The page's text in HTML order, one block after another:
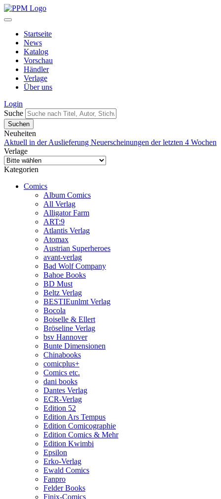
Startseite
News
Katalog
Vorschau
Händler
Verlage
Über uns
Login
Suche
Neuheiten
Aktuell in der Auslieferung Neuerscheinungen der letzten 4 Wochen
Verlage
Kategorien
Comics
Album Comics
All Verlag
Alligator Farm
ART:9
Atlantis Verlag
Atomax
Austrian Superheroes
avant-verlag
Bad Wolf Company
Bahoe Books
BD Must
Beltz Verlag
BESTIEunlmt Verlag
Bocola
Boiselle & Ellert
Bröseline Verlag
bsv Hannover
Bunte Dimensionen
Chinabooks
comicplus+
Comics etc.
dani books
Dantes Verlag
ECR-Verlag
Edition 52
Edition Ars Tempus
Edition Comicographie
Edition Comics & Mehr
Edition Kwimbi
Epsilon
Erko-Verlag
Ewald Comics
Fanpro
Felder Books
Finix-Comics